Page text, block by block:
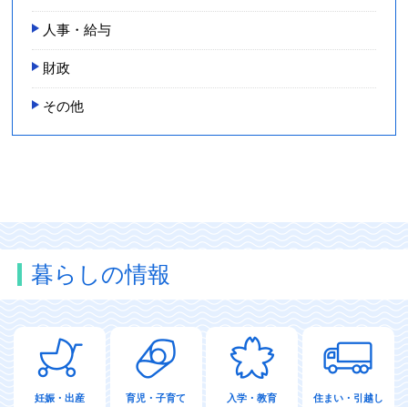
人事・給与
財政
その他
暮らしの情報
妊娠・出産 育児・子育て 入学・教育 住まい・引越し